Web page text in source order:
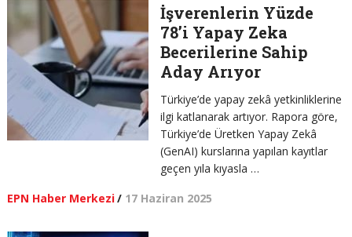
İşverenlerin Yüzde
78’i Yapay Zeka
Becerilerine Sahip
Aday Arıyor
Türkiye’de yapay zekâ yetkinliklerine
ilgi katlanarak artıyor. Rapora göre,
Türkiye’de Üretken Yapay Zekâ
(GenAI) kurslarına yapılan kayıtlar
geçen yıla kıyasla …
EPN Haber Merkezi/ 17 Haziran 2025